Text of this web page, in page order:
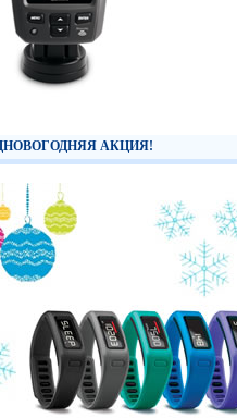
АКЦИЯ!